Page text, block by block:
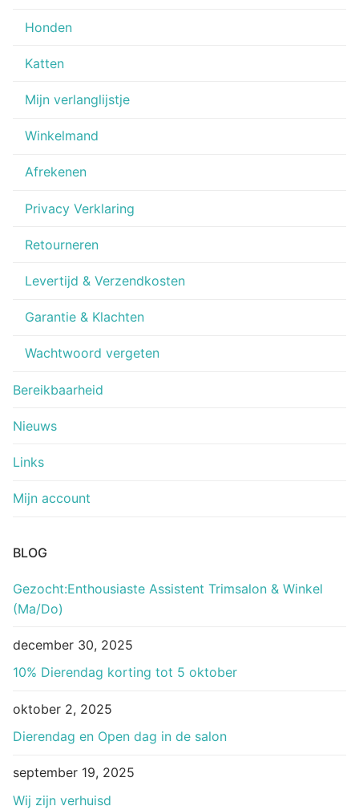
Honden
Katten
Mijn verlanglijstje
Winkelmand
Afrekenen
Privacy Verklaring
Retourneren
Levertijd & Verzendkosten
Garantie & Klachten
Wachtwoord vergeten
Bereikbaarheid
Nieuws
Links
Mijn account
BLOG
Gezocht:Enthousiaste Assistent Trimsalon & Winkel
(Ma/Do)
december 30, 2025
10% Dierendag korting tot 5 oktober
oktober 2, 2025
Dierendag en Open dag in de salon
september 19, 2025
Wij zijn verhuisd